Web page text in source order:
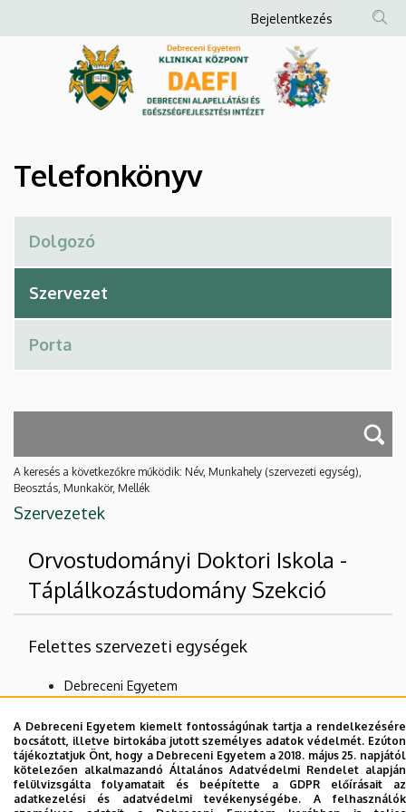
Debreceni
és
Egészségfejlesztési
Intézet
a
Anonim
Felhasználói
fiók
menüje
Bejelentkezés
Telefonkönyv
A keresés a következőkre működik: Név, Munkahely (szervezeti egység),
Beosztás, Munkakör, Mellék
Szervezetek
Orvostudományi Doktori Iskola -
Táplálkozástudomány Szekció
Felettes szervezeti egységek
Debreceni Egyetem
Orvostudományi Doktori Tanács
Orvostudományi Doktori Iskola
Nincs találat.
A Debreceni Egyetem kiemelt fontosságúnak tartja a rendelkezésére
bocsátott, illetve birtokába jutott személyes adatok védelmét. Ezúton
tájékoztatjuk Önt, hogy a Debreceni Egyetem a 2018. május 25. napjától
kötelezően alkalmazandó Általános Adatvédelmi Rendelet alapján
felülvizsgálta folyamatait és beépítette a GDPR előírásait az
adatkezelési és adatvédelmi tevékenységébe. A felhasználók